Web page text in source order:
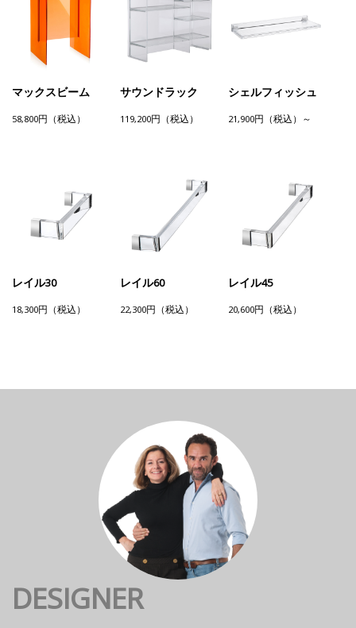
マックスビーム
58,800円（税込）
サウンドラック
119,200円（税込）
シェルフィッシュ
21,900円（税込）～
レイル30
18,300円（税込）
レイル60
22,300円（税込）
レイル45
20,600円（税込）
DESIGNER